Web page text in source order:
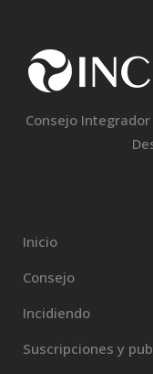
Consejo
Inicio
Consejo
Incidiendo
Suscripciones y